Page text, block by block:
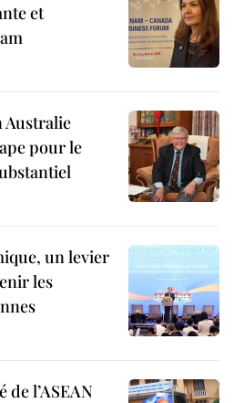
et
Australie
pour le
un levier
les
l’ASEAN